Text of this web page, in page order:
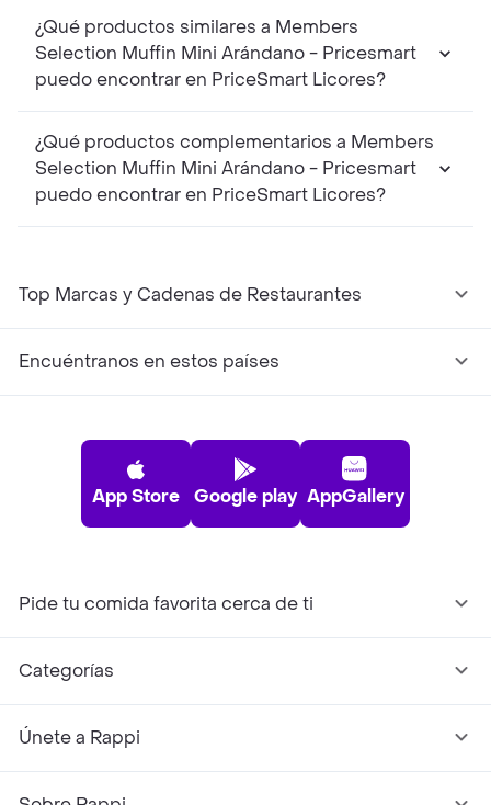
¿Qué productos similares a Members
Selection Muffin Mini Arándano - Pricesmart
puedo encontrar en PriceSmart Licores?
¿Qué productos complementarios a Members
Selection Muffin Mini Arándano - Pricesmart
puedo encontrar en PriceSmart Licores?
Top Marcas y Cadenas de Restaurantes
Encuéntranos en estos países
App Store Google play AppGallery
Pide tu comida favorita cerca de ti
Categorías
Únete a Rappi